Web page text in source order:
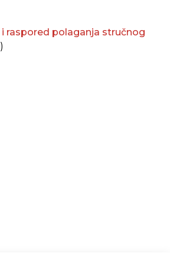
raspored polaganja stručnog